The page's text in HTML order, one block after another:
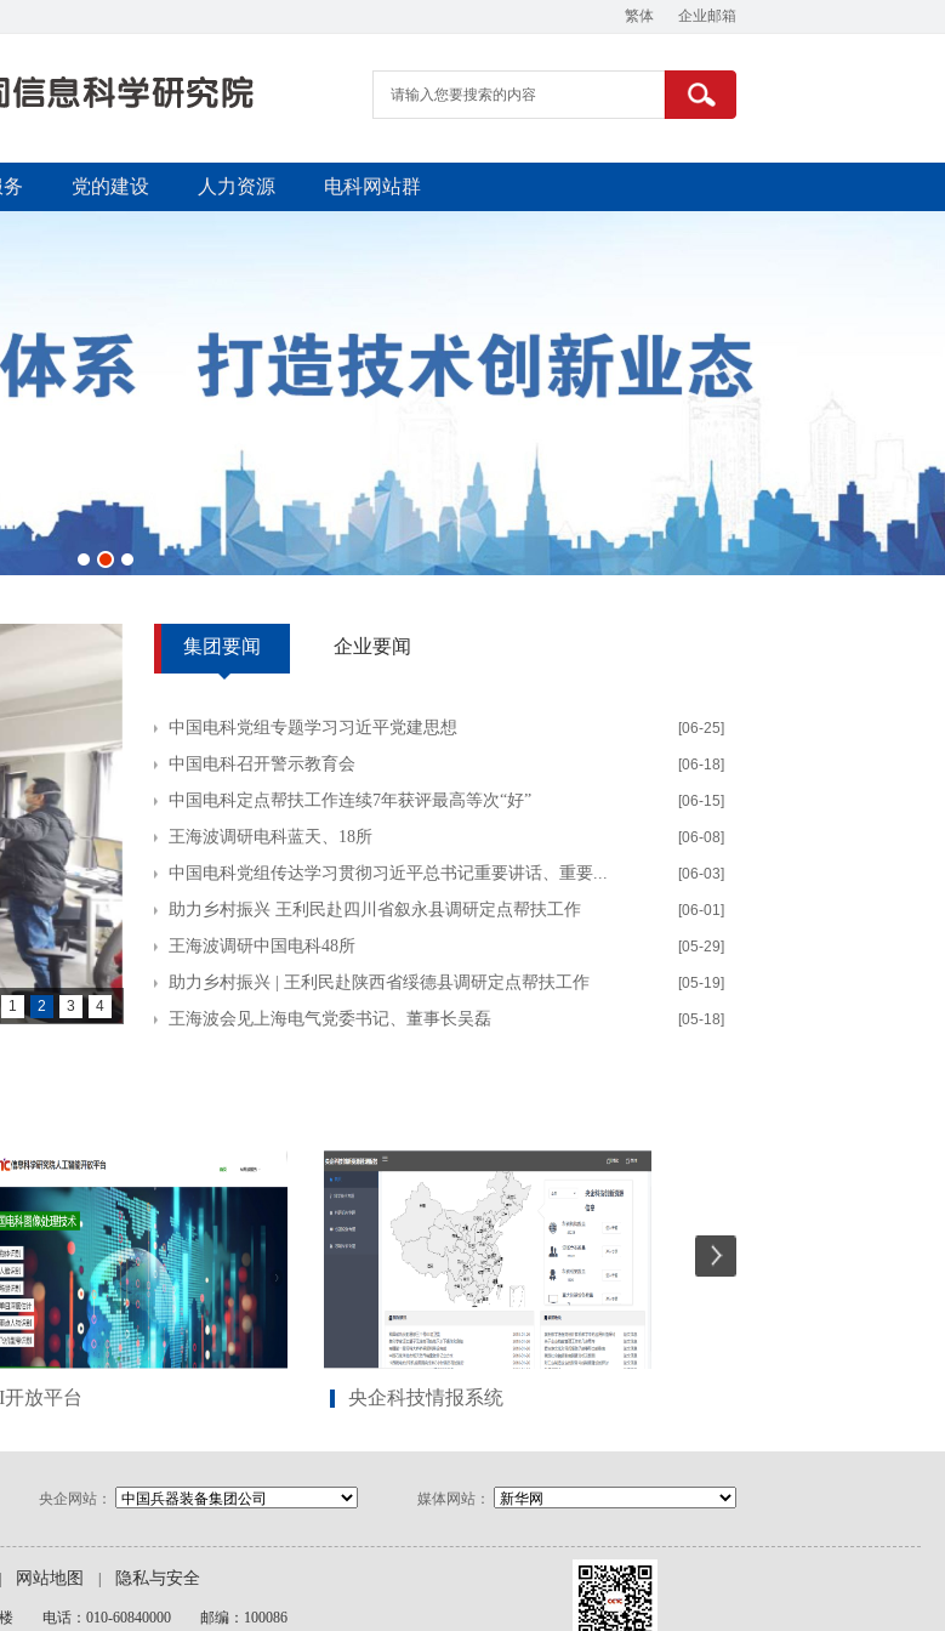
繁体 企业邮箱
党的建设 人力资源 电科网站群
1 2 3 4
集团要闻 企业要闻
中国电科党组专题学习习近平党建思想 [06-25]
中国电科召开警示教育会 [06-18]
中国电科定点帮扶工作连续7年获评最高等次“好” [06-15]
王海波调研电科蓝天、18所 [06-08]
中国电科党组传达学习贯彻习近平总书记重要讲话、重要... [06-03]
助力乡村振兴 王利民赴四川省叙永县调研定点帮扶工作 [06-01]
王海波调研中国电科48所 [05-29]
助力乡村振兴 | 王利民赴陕西省绥德县调研定点帮扶工作 [05-19]
王海波会见上海电气党委书记、董事长吴磊 [05-18]
开放平台 央企科技情报系统
媒体网站：
央企网站：
网站地图 隐私与安全
楼 电话：010-60840000 邮编：100086